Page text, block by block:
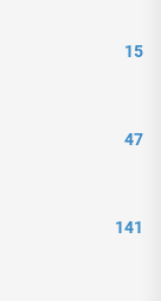
15
47
141